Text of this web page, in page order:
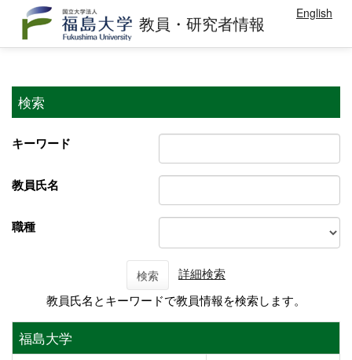
教員・研究者情報 English
検索
キーワード
教員氏名
職種
検索
詳細検索
教員氏名とキーワードで教員情報を検索します。
福島大学